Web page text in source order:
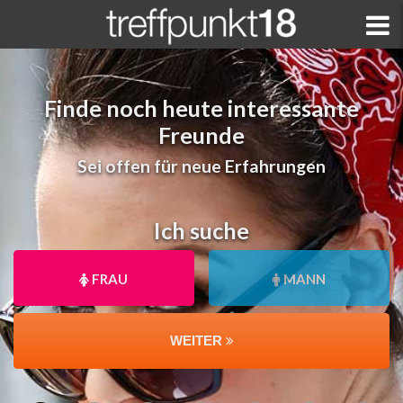
Finde noch heute interessante
Freunde
Sei offen für neue Erfahrungen
Ich suche
FRAU MANN
WEITER